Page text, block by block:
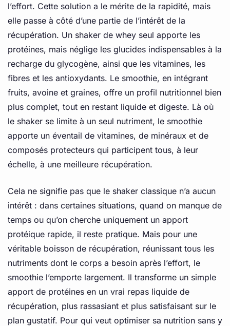
l’effort. Cette solution a le mérite de la rapidité, mais
elle passe à côté d’une partie de l’intérêt de la
récupération. Un shaker de whey seul apporte les
protéines, mais néglige les glucides indispensables à la
recharge du glycogène, ainsi que les vitamines, les
fibres et les antioxydants. Le smoothie, en intégrant
fruits, avoine et graines, offre un profil nutritionnel bien
plus complet, tout en restant liquide et digeste. Là où
le shaker se limite à un seul nutriment, le smoothie
apporte un éventail de vitamines, de minéraux et de
composés protecteurs qui participent tous, à leur
échelle, à une meilleure récupération.
Cela ne signifie pas que le shaker classique n’a aucun
intérêt : dans certaines situations, quand on manque de
temps ou qu’on cherche uniquement un apport
protéique rapide, il reste pratique. Mais pour une
véritable boisson de récupération, réunissant tous les
nutriments dont le corps a besoin après l’effort, le
smoothie l’emporte largement. Il transforme un simple
apport de protéines en un vrai repas liquide de
récupération, plus rassasiant et plus satisfaisant sur le
plan gustatif. Pour qui veut optimiser sa nutrition sans y